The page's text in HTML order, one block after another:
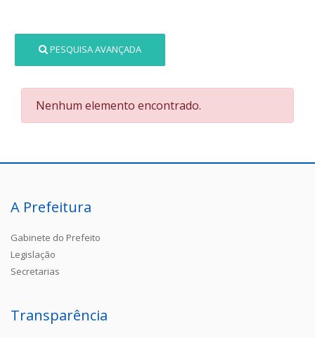
PESQUISA AVANÇADA
Nenhum elemento encontrado.
A Prefeitura
Gabinete do Prefeito
Legislação
Secretarias
Transparência